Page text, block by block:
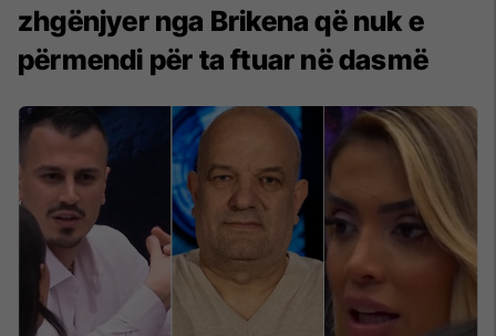
zhgënjyer nga Brikena që nuk e
përmendi për ta ftuar në dasmë